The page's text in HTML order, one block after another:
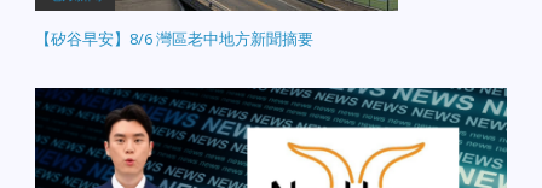
【矽谷早安】8/6 灣區老中地方新聞摘要